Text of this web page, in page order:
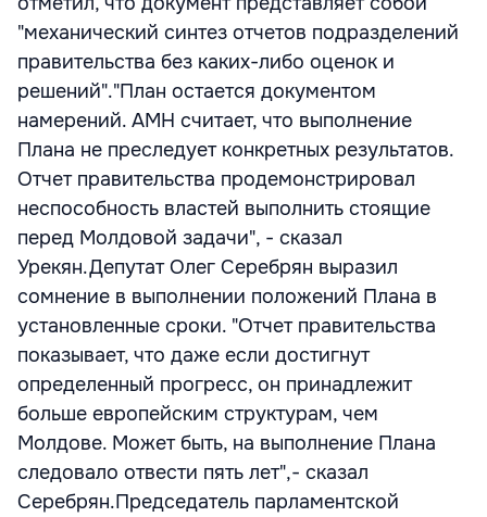
"механический синтез отчетов подразделений
правительства без каких-либо оценок и
решений"."План остается документом
намерений. АМН считает, что выполнение
Плана не преследует конкретных результатов.
Отчет правительства продемонстрировал
неспособность властей выполнить стоящие
перед Молдовой задачи", - сказал
Урекян.Депутат Олег Серебрян выразил
сомнение в выполнении положений Плана в
установленные сроки. "Отчет правительства
показывает, что даже если достигнут
определенный прогресс, он принадлежит
больше европейским структурам, чем
Молдове. Может быть, на выполнение Плана
следовало отвести пять лет",- сказал
Серебрян.Председатель парламентской